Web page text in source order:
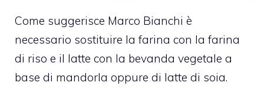
Come suggerisce Marco Bianchi è
necessario sostituire la farina con la farina
di riso e il latte con la bevanda vegetale a
base di mandorla oppure di latte di soia.